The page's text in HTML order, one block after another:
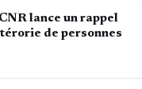
lance un rappel
de personnes